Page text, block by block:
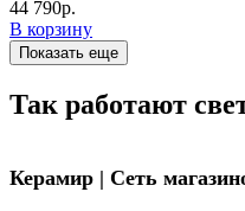
44 790р.
В корзину
Показать еще
Так работают
Керамир | Сеть